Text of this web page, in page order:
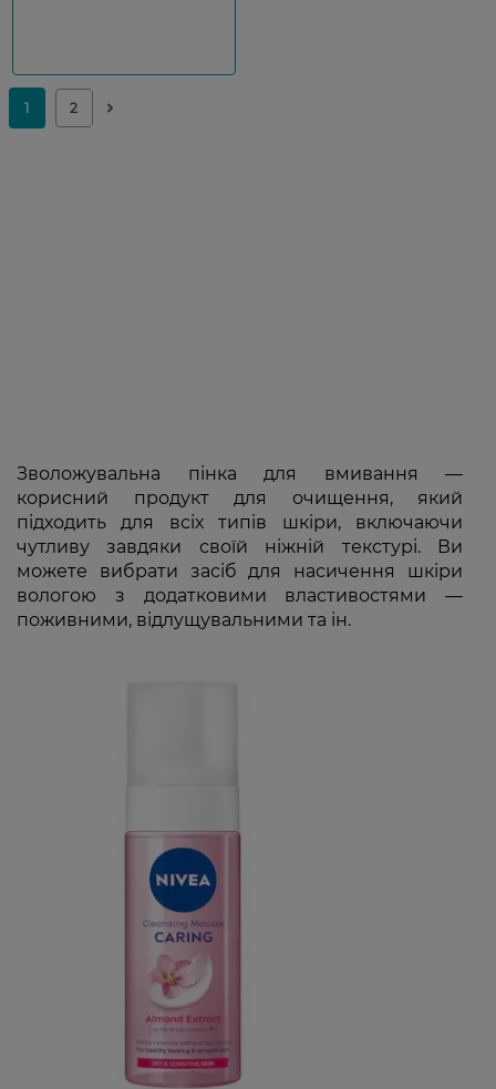
Зволожувальна пінка для вмивання —
корисний продукт для очищення, який
підходить для всіх типів шкіри, включаючи
чутливу завдяки своїй ніжній текстурі. Ви
можете вибрати засіб для насичення шкіри
вологою з додатковими властивостями —
поживними, відлущувальними та ін.